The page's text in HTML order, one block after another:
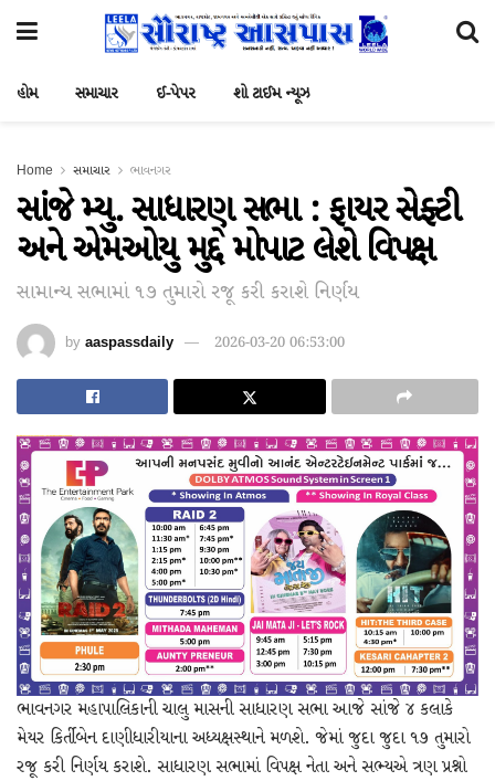
હોમ સમાચાર ઈ-પેપર શો ટાઈમ ન્યૂઝ
Home સમાચાર ભાવનગર
સાંજે મ્યુ. સાધારણ સભા : ફાયર સેફ્ટી
અને એમઓયુ મુદ્દે મોપાટ લેશે વિપક્ષ
સામાન્ય સભામાં ૧૭ તુમારો રજૂ કરી કરાશે નિર્ણય
by aaspassdaily 2026-03-20 06:53:00
ભાવનગર મહાપાલિકાની ચાલુ માસની સાધારણ સભા આજે સાંજે ૪ કલાકે
મેયર કિર્તીબેન દાણીધારીયાના અધ્યક્ષસ્થાને મળશે. જેમાં જુદા જુદા ૧૭ તુમારો
રજૂ કરી નિર્ણય કરાશે. સાધારણ સભામાં વિપક્ષ નેતા અને સભ્યએ ત્રણ પ્રશ્નો